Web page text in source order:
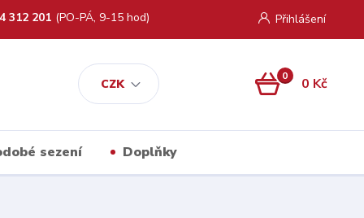
CZK
Přihlášení
312 201 (PO-PÁ, 9-15 hod)
0 0 Kč
sezení Doplňky